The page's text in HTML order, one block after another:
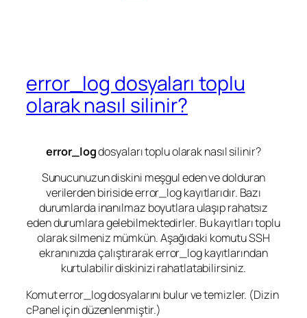
error_log dosyaları toplu
olarak nasıl silinir?
error_logdosyaları toplu olarak nasıl silinir?
Sunucunuzun diskini meşgul eden ve dolduran
verilerden birisideerror_logkayıtlarıdır. Bazı
durumlarda inanılmaz boyutlara ulaşıp rahatsız
eden durumlara gelebilmektedirler. Bu kayıtları toplu
olarak silmeniz mümkün. Aşağıdaki komutu SSH
ekranınızda çalıştırarak error_log kayıtlarından
kurtulabilir diskinizi rahatlatabilirsiniz.
Komut error_log dosyalarını bulur ve temizler. (Dizin
cPanel için düzenlenmiştir.)